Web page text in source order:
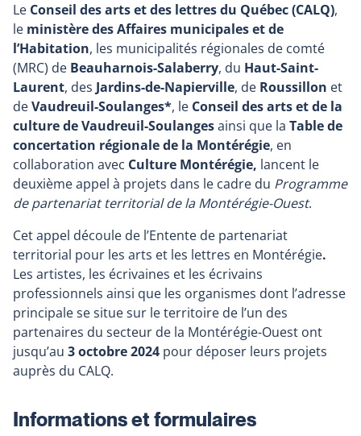
Le Conseil des arts et des lettres du Québec (CALQ),
le ministère des Affaires municipales et de
l’Habitation, les municipalités régionales de comté
(MRC) de Beauharnois-Salaberry, du Haut-Saint-
Laurent, des Jardins-de-Napierville, de Roussillon et
deVaudreuil-Soulanges*, le Conseil des arts et de la
culture de Vaudreuil-Soulangesainsi que la Table de
concertation régionale de la Montérégie, en
collaboration avec Culture Montérégie, lancent le
deuxième appel à projets dans le cadre du Programme
de partenariat territorial de la Montérégie-Ouest.
Cet appel découle de l’Entente de partenariat
territorial pour les arts et les lettres en Montérégie.
Les artistes, les écrivaines et les écrivains
professionnels ainsi que les organismes dont l’adresse
principale se situe sur le territoire de l’un des
partenaires du secteur de la Montérégie-Ouest ont
jusqu’au 3 octobre 2024 pour déposer leurs projets
auprès du CALQ.
Informations et formulaires